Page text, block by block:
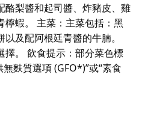
酪梨醬和起司醬、炸豬皮、雞
檸蝦。 主菜：主菜包括：黑
及配阿根廷青醬的牛腩。
擇。 飲食提示：部分菜色標
麩質選項 (GFO*)”或“素食
特色墨西哥菜餚、米歇拉達